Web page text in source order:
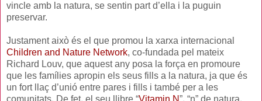
vincle amb la natura, se sentin part d’ella i la puguin
preservar.
Justament això és el que promou la xarxa internacional
Children and Nature Network, co-fundada pel mateix
Richard Louv, que aquest any posa la força en promoure
que les famílies apropin els seus fills a la natura, ja que és
un fort llaç d’unió entre pares i fills i també per a les